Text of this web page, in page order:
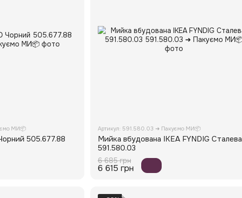
МИ📦
505.677.88
Артикул: 591.580.03 ➜ Пакуємо МИ📦
Мийка вбудована IKEA FYNDIG Сталева
591.580.03
6 685 грн
6 615 грн